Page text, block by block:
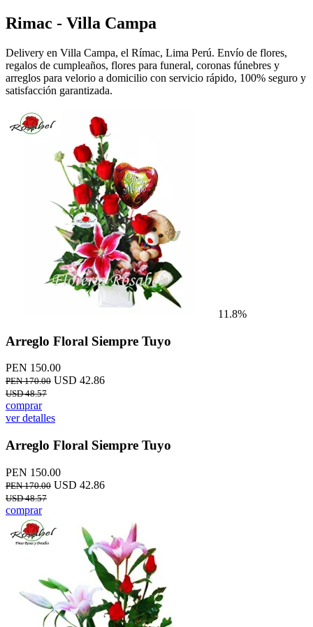
Rimac - Villa Campa
Delivery en Villa Campa, el Rímac, Lima Perú. Envío de flores,
regalos de cumpleaños, flores para funeral, coronas fúnebres y
arreglos para velorio a domicilio con servicio rápido, 100% seguro y
satisfacción garantizada.
11.8%
Arreglo Floral Siempre Tuyo
PEN 150.00
PEN 170.00 USD 42.86
USD 48.57
comprar
ver detalles
Arreglo Floral Siempre Tuyo
PEN 150.00
PEN 170.00 USD 42.86
USD 48.57
comprar